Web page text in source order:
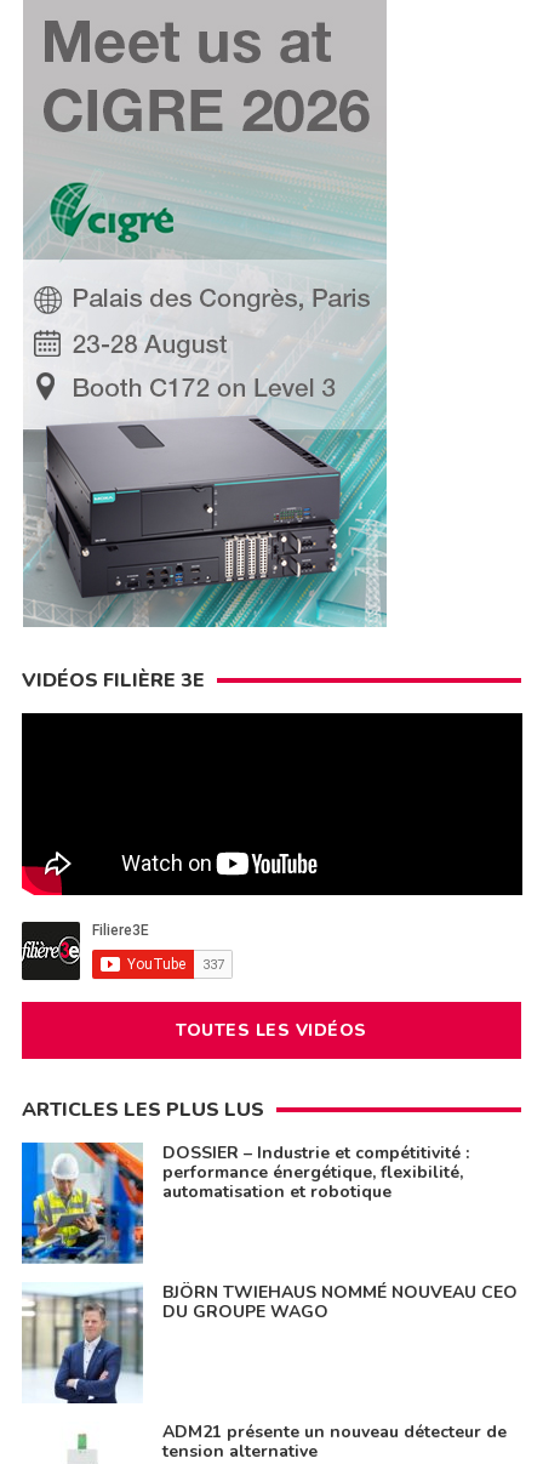
VIDÉOS FILIÈRE 3E
TOUTES LES VIDÉOS
ARTICLES LES PLUS LUS
DOSSIER – Industrie et compétitivité :
performance énergétique, flexibilité,
automatisation et robotique
BJÖRN TWIEHAUS NOMMÉ NOUVEAU CEO
DU GROUPE WAGO
ADM21 présente un nouveau détecteur de
tension alternative